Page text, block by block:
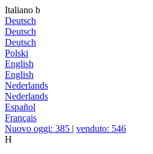
Italiano b
Deutsch
Deutsch
Deutsch
Polski
English
English
Nederlands
Nederlands
Español
Français
Nuovo oggi: 385 | venduto: 546
H